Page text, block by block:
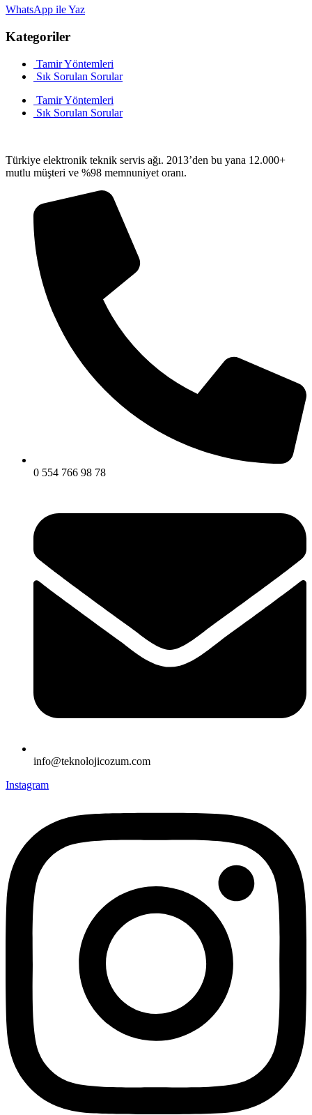
WhatsApp ile Yaz
Kategoriler
Tamir Yöntemleri
Sık Sorulan Sorular
Tamir Yöntemleri
Sık Sorulan Sorular
Türkiye elektronik teknik servis ağı. 2013’den bu yana 12.000+
mutlu müşteri ve %98 memnuniyet oranı.
0 554 766 98 78
info@teknolojicozum.com
Instagram